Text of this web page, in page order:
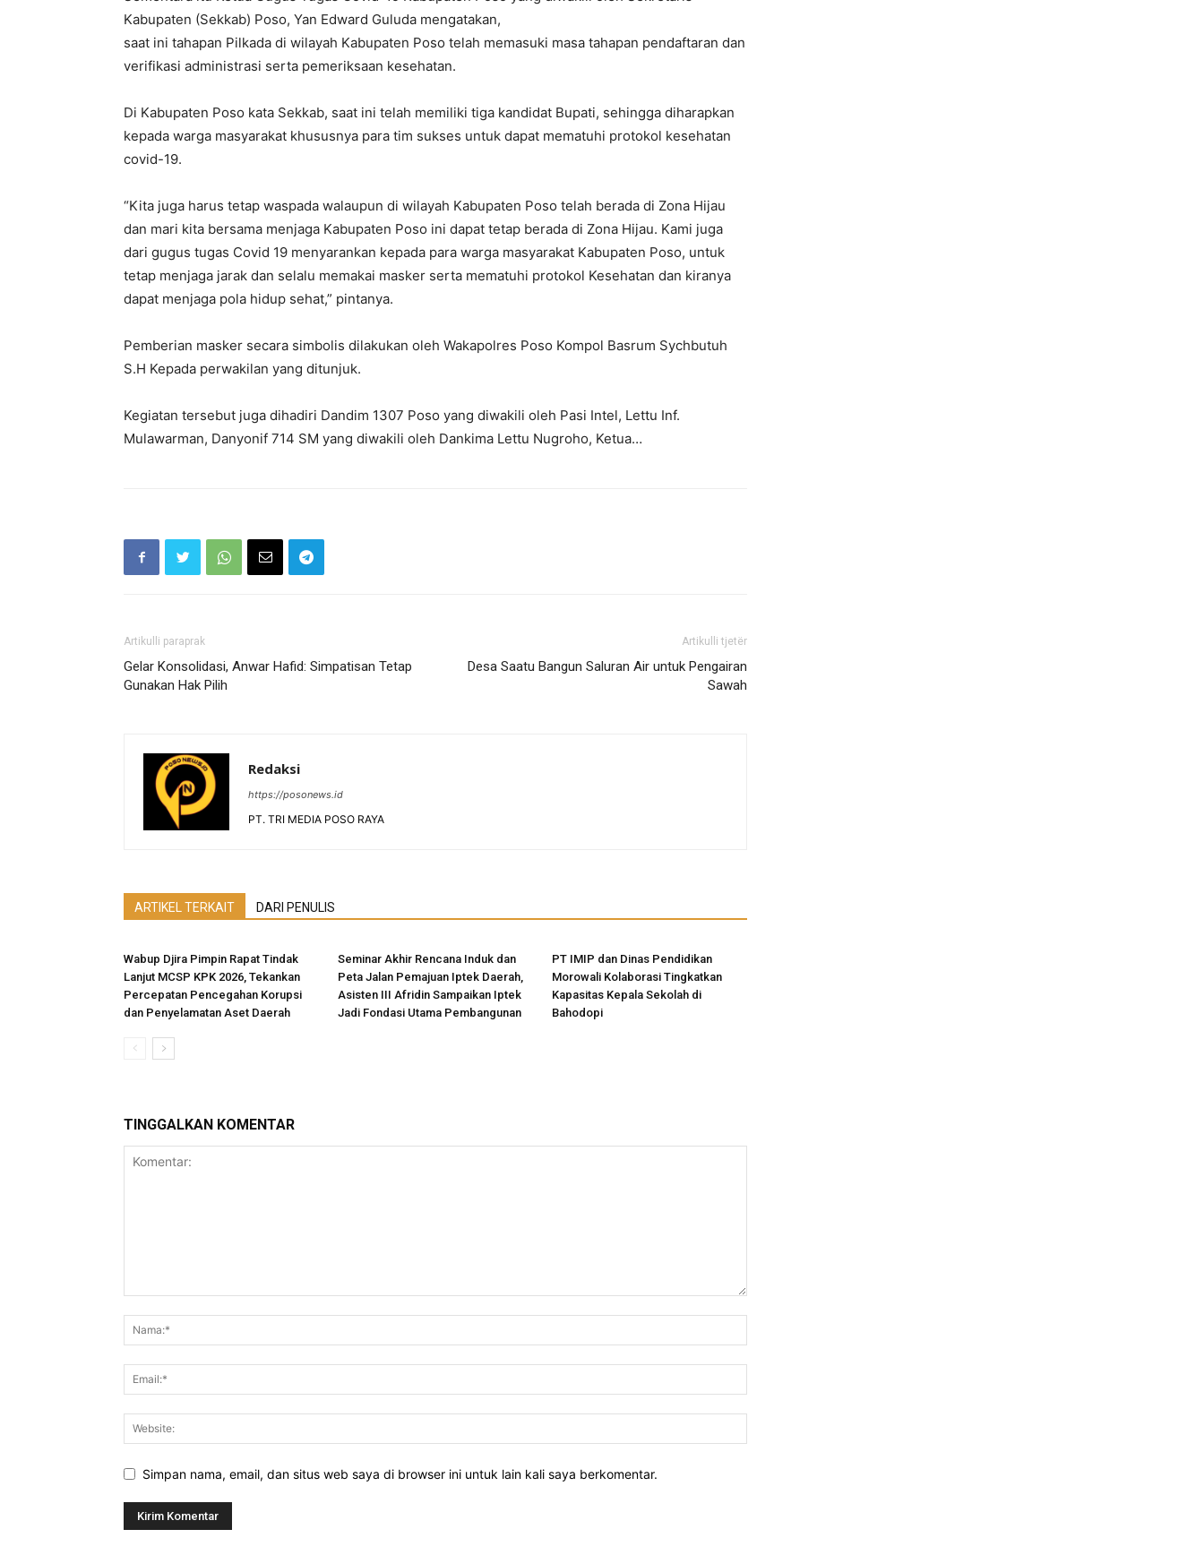
Kabupaten (Sekkab) Poso, Yan Edward Guluda mengatakan,
saat ini tahapan Pilkada di wilayah Kabupaten Poso telah memasuki masa tahapan pendaftaran dan
verifikasi administrasi serta pemeriksaan kesehatan.
Di Kabupaten Poso kata Sekkab, saat ini telah memiliki tiga kandidat Bupati, sehingga diharapkan
kepada warga masyarakat khususnya para tim sukses untuk dapat mematuhi protokol kesehatan
covid-19.
“Kita juga harus tetap waspada walaupun di wilayah Kabupaten Poso telah berada di Zona Hijau
dan mari kita bersama menjaga Kabupaten Poso ini dapat tetap berada di Zona Hijau. Kami juga
dari gugus tugas Covid 19 menyarankan kepada para warga masyarakat Kabupaten Poso, untuk
tetap menjaga jarak dan selalu memakai masker serta mematuhi protokol Kesehatan dan kiranya
dapat menjaga pola hidup sehat,” pintanya.
Pemberian masker secara simbolis dilakukan oleh Wakapolres Poso Kompol Basrum Sychbutuh
S.H Kepada perwakilan yang ditunjuk.
Kegiatan tersebut juga dihadiri Dandim 1307 Poso yang diwakili oleh Pasi Intel, Lettu Inf.
Mulawarman, Danyonif 714 SM yang diwakili oleh Dankima Lettu Nugroho, Ketua…
Artikulli paraprak
Gelar Konsolidasi, Anwar Hafid: Simpatisan Tetap
Gunakan Hak Pilih
Artikulli tjetër
Desa Saatu Bangun Saluran Air untuk Pengairan
Sawah
Redaksi
https://posonews.id
PT. TRI MEDIA POSO RAYA
ARTIKEL TERKAIT DARI PENULIS
Wabup Djira Pimpin Rapat Tindak
Lanjut MCSP KPK 2026, Tekankan
Percepatan Pencegahan Korupsi
dan Penyelamatan Aset Daerah
Seminar Akhir Rencana Induk dan
Peta Jalan Pemajuan Iptek Daerah,
Asisten III Afridin Sampaikan Iptek
Jadi Fondasi Utama Pembangunan
PT IMIP dan Dinas Pendidikan
Morowali Kolaborasi Tingkatkan
Kapasitas Kepala Sekolah di
Bahodopi
TINGGALKAN KOMENTAR
Simpan nama, email, dan situs web saya di browser ini untuk lain kali saya berkomentar.